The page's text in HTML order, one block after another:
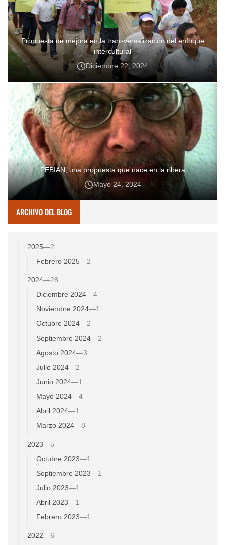
Propuesta de mejora en la transversalización del enfoque
intercultural
Diciembre 22, 2024
PEBIAN, una propuesta que nace en la ribera
Mayo 24, 2024
ARCHIVO DEL BLOG
2025—2
Febrero 2025—2
2024—28
Diciembre 2024—4
Noviembre 2024—1
Octubre 2024—2
Septiembre 2024—2
Agosto 2024—3
Julio 2024—2
Junio 2024—1
Mayo 2024—4
Abril 2024—1
Marzo 2024—8
2023—5
Octubre 2023—1
Septiembre 2023—1
Julio 2023—1
Abril 2023—1
Febrero 2023—1
2022—6